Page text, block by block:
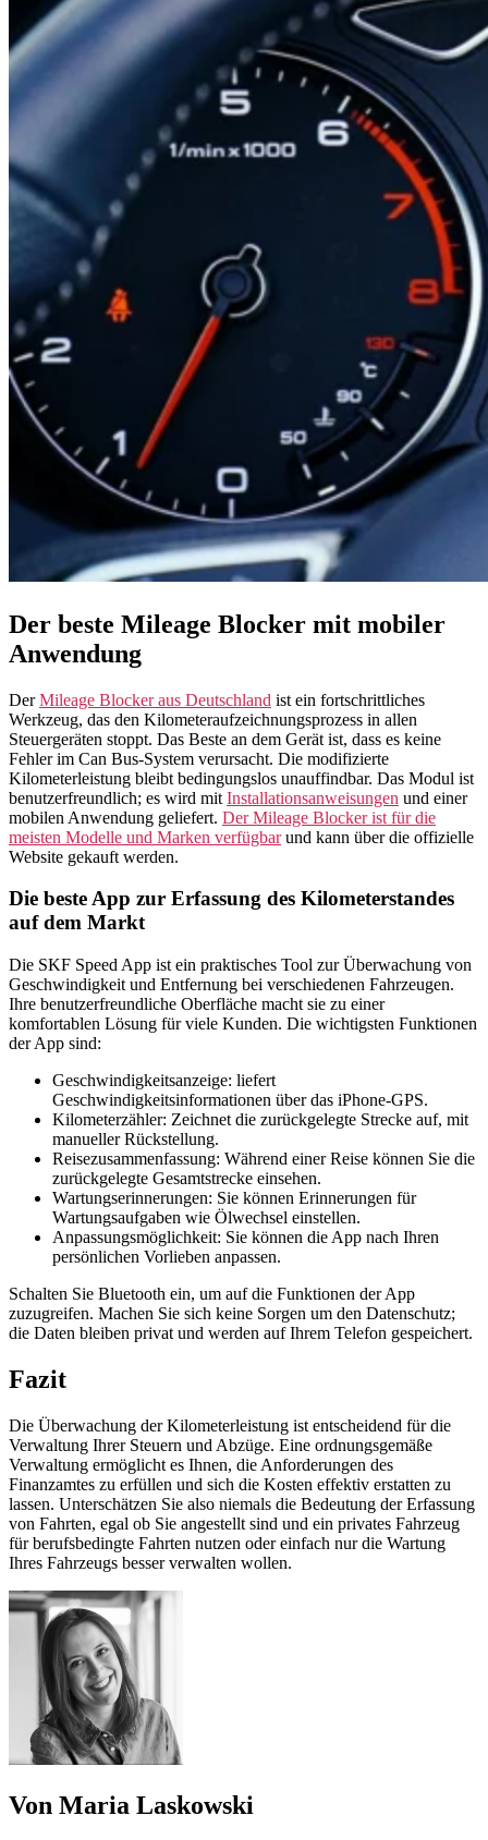
Der beste Mileage Blocker mit mobiler
Anwendung
DerMileage Blocker aus Deutschland ist ein fortschrittliches
Werkzeug, das den Kilometeraufzeichnungsprozess in allen
Steuergeräten stoppt. Das Beste an dem Gerät ist, dass es keine
Fehler im Can Bus-System verursacht. Die modifizierte
Kilometerleistung bleibt bedingungslos unauffindbar. Das Modul ist
benutzerfreundlich; es wird mit Installationsanweisungen und einer
mobilen Anwendung geliefert. Der Mileage Blocker ist für die
meisten Modelle und Marken verfügbarund kann über die offizielle
Website gekauft werden.
Die beste App zur Erfassung des Kilometerstandes
auf dem Markt
Die SKF Speed App ist ein praktisches Tool zur Überwachung von
Geschwindigkeit und Entfernung bei verschiedenen Fahrzeugen.
Ihre benutzerfreundliche Oberfläche macht sie zu einer
komfortablen Lösung für viele Kunden. Die wichtigsten Funktionen
der App sind:
Geschwindigkeitsanzeige: liefert
Geschwindigkeitsinformationen über das iPhone-GPS.
Kilometerzähler: Zeichnet die zurückgelegte Strecke auf, mit
manueller Rückstellung.
Reisezusammenfassung: Während einer Reise können Sie die
zurückgelegte Gesamtstrecke einsehen.
Wartungserinnerungen: Sie können Erinnerungen für
Wartungsaufgaben wie Ölwechsel einstellen.
Anpassungsmöglichkeit: Sie können die App nach Ihren
persönlichen Vorlieben anpassen.
Schalten Sie Bluetooth ein, um auf die Funktionen der App
zuzugreifen. Machen Sie sich keine Sorgen um den Datenschutz;
die Daten bleiben privat und werden auf Ihrem Telefon gespeichert.
Fazit
Die Überwachung der Kilometerleistung ist entscheidend für die
Verwaltung Ihrer Steuern und Abzüge. Eine ordnungsgemäße
Verwaltung ermöglicht es Ihnen, die Anforderungen des
Finanzamtes zu erfüllen und sich die Kosten effektiv erstatten zu
lassen. Unterschätzen Sie also niemals die Bedeutung der Erfassung
von Fahrten, egal ob Sie angestellt sind und ein privates Fahrzeug
für berufsbedingte Fahrten nutzen oder einfach nur die Wartung
Ihres Fahrzeugs besser verwalten wollen.
Von Maria Laskowski